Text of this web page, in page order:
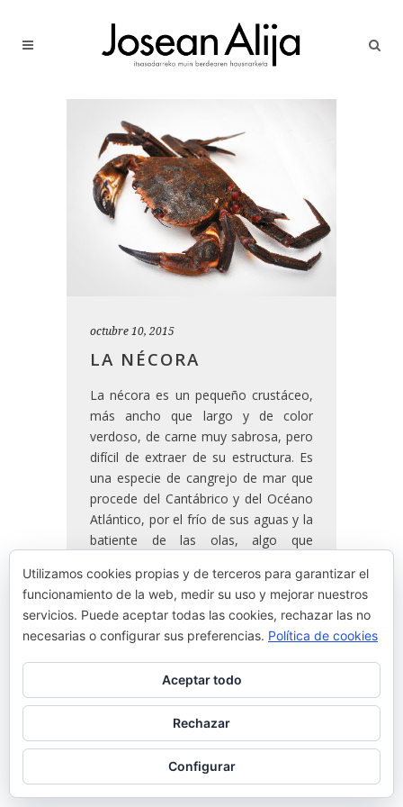
octubre 10, 2015
LA NÉCORA
La nécora es un pequeño crustáceo,
más ancho que largo y de color
verdoso, de carne muy sabrosa, pero
difícil de extraer de su estructura. Es
una especie de cangrejo de mar que
procede del Cantábrico y del Océano
Atlántico, por el frío de sus aguas y la
batiente de las olas, algo que
fuerte y fresco sabor a mar.
READ MORE
Josean Alija
Utilizamos cookies propias y de terceros para garantizar el
funcionamiento de la web, medir su uso y mejorar nuestros
servicios. Puede aceptar todas las cookies, rechazar las no
necesarias o configurar sus preferencias. Política de cookies
Aceptar todo
Rechazar
Configurar